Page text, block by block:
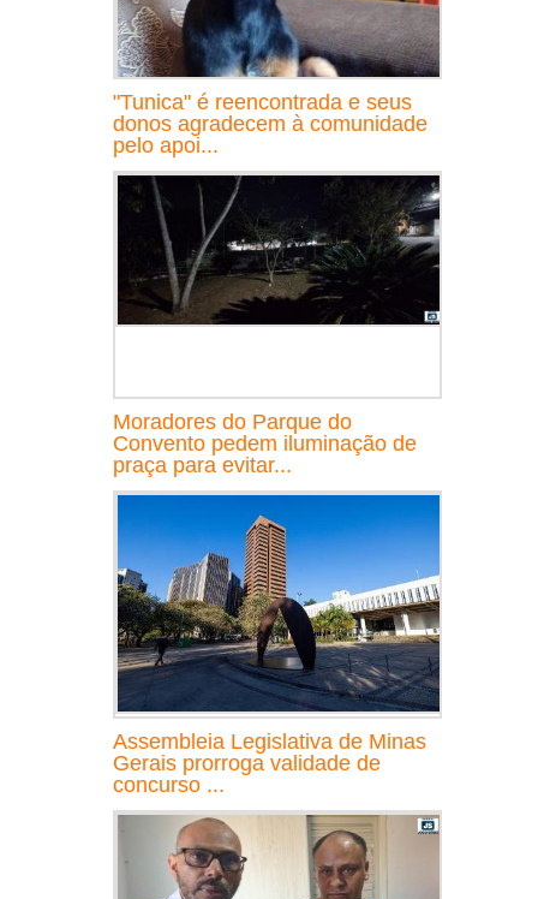
"Tunica" é reencontrada e seus
donos agradecem à comunidade
pelo apoi...
Moradores do Parque do
Convento pedem iluminação de
praça para evitar...
Assembleia Legislativa de Minas
Gerais prorroga validade de
concurso ...